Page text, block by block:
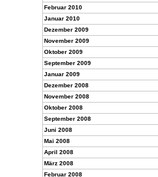
Februar 2010
Januar 2010
Dezember 2009
November 2009
Oktober 2009
September 2009
Januar 2009
Dezember 2008
November 2008
Oktober 2008
September 2008
Juni 2008
Mai 2008
April 2008
März 2008
Februar 2008